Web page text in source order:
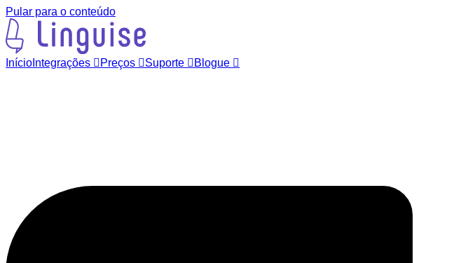
Pular para o conteúdo
Início Integrações Preços Suporte Blogue